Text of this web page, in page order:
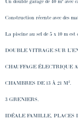
Construction récente avec des
La piscine au sel de 5 x 10 m
DOUBLE VITRAGE SUR
CHAUFFAGE ÉLECTRIQUE
CHAMBRES DE 13 À 21 M².
3 GRENIERS.
IDÉALE FAMILLE, PLACES